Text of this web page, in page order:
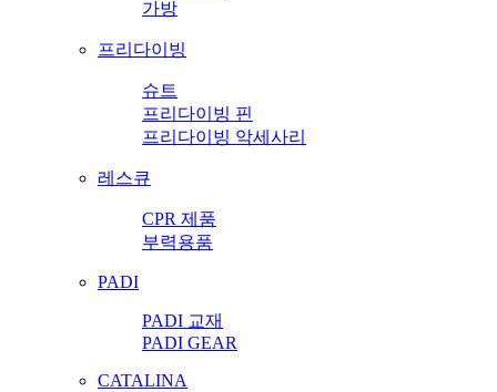
가방
프리다이빙
슈트
프리다이빙 핀
프리다이빙 악세사리
레스큐
CPR 제품
부력용품
PADI
PADI 교재
PADI GEAR
CATALINA